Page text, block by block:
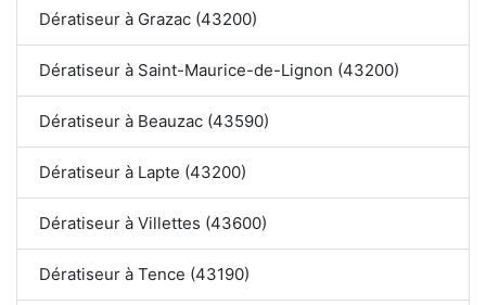
Dératiseur à Grazac (43200)
Dératiseur à Saint-Maurice-de-Lignon (43200)
Dératiseur à Beauzac (43590)
Dératiseur à Lapte (43200)
Dératiseur à Villettes (43600)
Dératiseur à Tence (43190)